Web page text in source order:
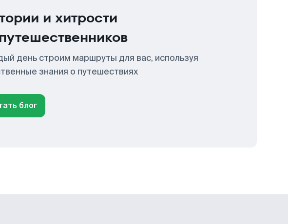
и хитрости
день строим маршруты для вас, используя
знания о путешествиях
блог